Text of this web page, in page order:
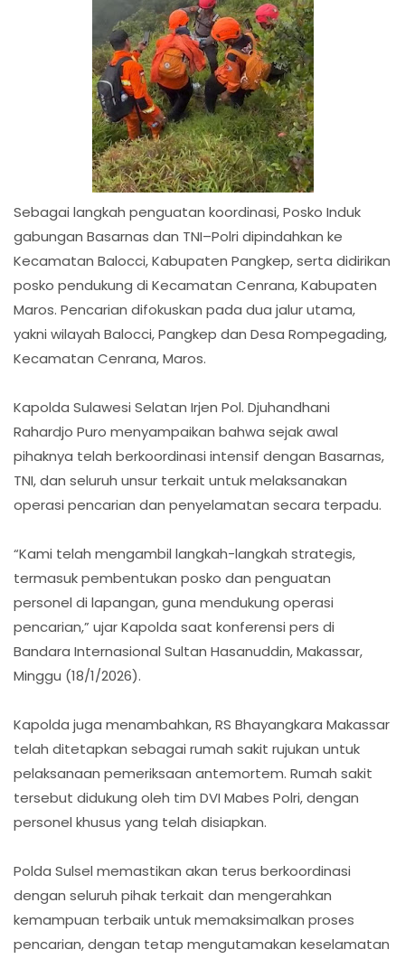
Sebagai langkah penguatan koordinasi, Posko Induk
gabungan Basarnas dan TNI–Polri dipindahkan ke
Kecamatan Balocci, Kabupaten Pangkep, serta didirikan
posko pendukung di Kecamatan Cenrana, Kabupaten
Maros. Pencarian difokuskan pada dua jalur utama,
yakni wilayah Balocci, Pangkep dan Desa Rompegading,
Kecamatan Cenrana, Maros.
Kapolda Sulawesi Selatan Irjen Pol. Djuhandhani
Rahardjo Puro menyampaikan bahwa sejak awal
pihaknya telah berkoordinasi intensif dengan Basarnas,
TNI, dan seluruh unsur terkait untuk melaksanakan
operasi pencarian dan penyelamatan secara terpadu.
“Kami telah mengambil langkah-langkah strategis,
termasuk pembentukan posko dan penguatan
personel di lapangan, guna mendukung operasi
pencarian,” ujar Kapolda saat konferensi pers di
Bandara Internasional Sultan Hasanuddin, Makassar,
Minggu (18/1/2026).
Kapolda juga menambahkan, RS Bhayangkara Makassar
telah ditetapkan sebagai rumah sakit rujukan untuk
pelaksanaan pemeriksaan antemortem. Rumah sakit
tersebut didukung oleh tim DVI Mabes Polri, dengan
personel khusus yang telah disiapkan.
Polda Sulsel memastikan akan terus berkoordinasi
dengan seluruh pihak terkait dan mengerahkan
kemampuan terbaik untuk memaksimalkan proses
pencarian, dengan tetap mengutamakan keselamatan